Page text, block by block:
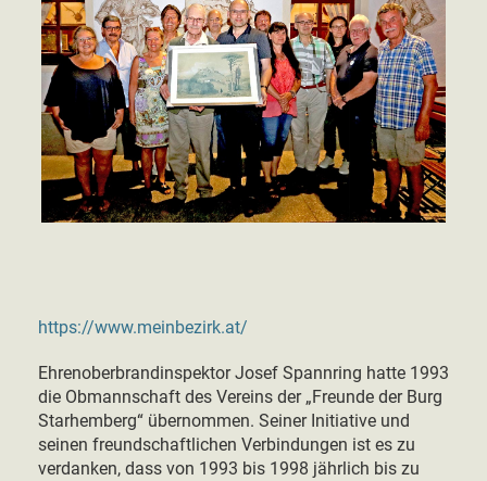
https://www.meinbezirk.at/
Ehrenoberbrandinspektor Josef Spannring hatte 1993
die Obmannschaft des Vereins der „Freunde der Burg
Starhemberg“ übernommen. Seiner Initiative und
seinen freundschaftlichen Verbindungen ist es zu
verdanken, dass von 1993 bis 1998 jährlich bis zu